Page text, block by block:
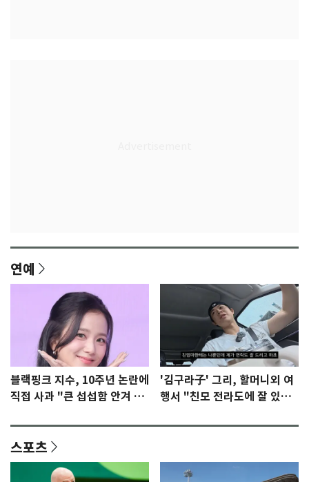
연예
블랙핑크 지수, 10주년 논란에
직접 사과 "큰 섭섭함 안겨 미
'김구라子' 그리, 할머니외 여
행서 "친모 전라도에 잘 있
스포츠